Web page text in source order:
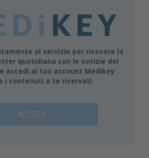
al servizio per ricevere la
quotidiana con le notizie del
accedi al tuo account Medikey
i contenuti a te riservati
ACCEDI